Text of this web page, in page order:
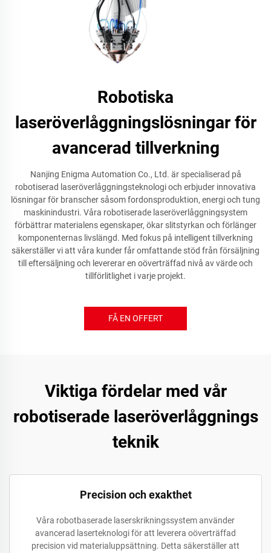
Robotiska
laseröverlåggningslösningar för
avancerad tillverkning
Nanjing Enigma Automation Co., Ltd. är specialiserad på
robotiserad laseröverlåggningsteknologi och erbjuder innovativa
lösningar för branscher såsom fordonsproduktion, energi och tung
maskinindustri. Våra robotiserade laseröverlåggningsystem
förbättrar materialens egenskaper, ökar slitstyrkan och förlänger
komponenternas livslängd. Med fokus på intelligent tillverkning
säkerställer vi att våra kunder får omfattande stöd från försäljning
till eftersäljning och levererar en oöverträffad nivå av värde och
tillförlitlighet i varje projekt.
FÅ EN OFFERT
Viktiga fördelar med vår
robotiserade laseröverlåggnings
teknik
Precision och exakthet
Våra robotbaserade laserskrikningssystem använder
avancerad laserteknologi för att leverera oöverträffad
precision vid materialuppsättning. Detta säkerställer att